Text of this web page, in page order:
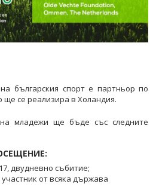
българския спорт е партньор по
ще се реализира в Холандия.
младежи ще бъде със следните
двудневно събитие;
от всяка държава